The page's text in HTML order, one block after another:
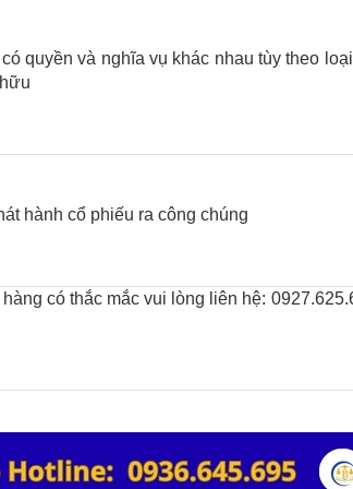
quyền và nghĩa vụ khác nhau tùy theo
hành cổ phiếu ra công chúng
có thắc mắc vui lòng liên hệ: